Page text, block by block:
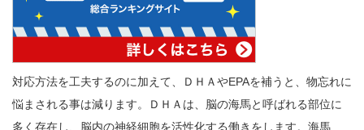
対応方法を工夫するのに加えて、ＤＨＡやEPAを補うと、物忘れに
悩まされる事は減ります。ＤＨＡは、脳の海馬と呼ばれる部位に
多く存在し、脳内の神経細胞を活性化する働きをします。海馬